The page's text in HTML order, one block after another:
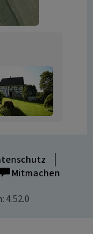
Mitmachen
4.52.0